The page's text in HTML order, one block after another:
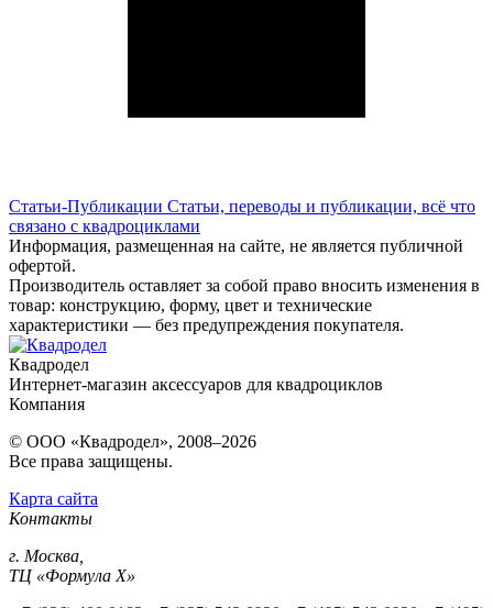
Статьи-Публикации Статьи, переводы и публикации, всё что
связано с квадроциклами
Информация, размещенная на сайте, не является публичной
офертой.
Производитель оставляет за собой право вносить изменения в
товар: конструкцию, форму, цвет и технические
характеристики — без предупреждения покупателя.
Квадродел
Интернет-магазин аксессуаров для квадроциклов
Компания
© ООО «Квадродел», 2008–2026
Все права защищены.
Карта сайта
Контакты
г. Москва,
ТЦ «Формула Х»